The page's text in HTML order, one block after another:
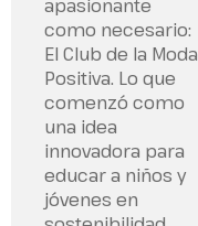
apasionante
como necesario:
El Club de la Moda
Positiva. Lo que
comenzó como
una idea
innovadora para
educar a niños y
jóvenes en